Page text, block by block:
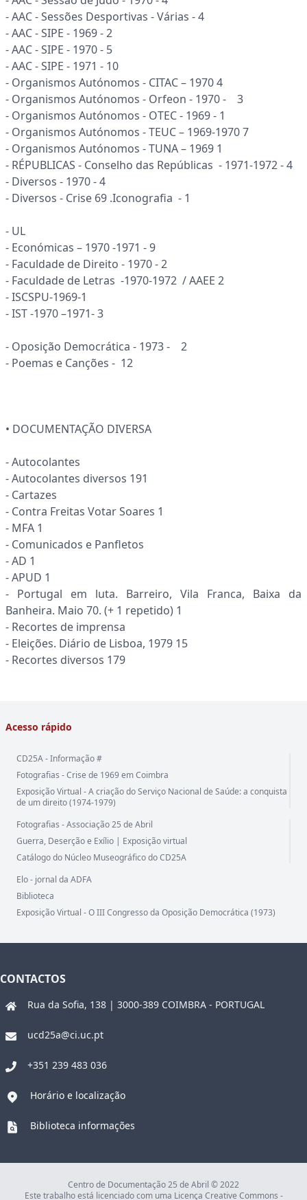
- AAC - Sessões Desportivas - Várias - 4
- AAC - SIPE - 1969 - 2
- AAC - SIPE - 1970 - 5
- AAC - SIPE - 1971 - 10
- Organismos Autónomos - CITAC – 1970 4
- Organismos Autónomos - Orfeon - 1970 - 3
- Organismos Autónomos - OTEC - 1969 - 1
- Organismos Autónomos - TEUC – 1969-1970 7
- Organismos Autónomos - TUNA – 1969 1
- RÉPUBLICAS - Conselho das Repúblicas - 1971-1972 - 4
- Diversos - 1970 - 4
- Diversos - Crise 69 .Iconografia - 1
- UL
- Económicas – 1970 -1971 - 9
- Faculdade de Direito - 1970 - 2
- Faculdade de Letras -1970-1972 / AAEE 2
- ISCSPU-1969-1
- IST -1970 –1971- 3
- Oposição Democrática - 1973 - 2
- Poemas e Canções - 12
• DOCUMENTAÇÃO DIVERSA
- Autocolantes
- Autocolantes diversos 191
- Cartazes
- Contra Freitas Votar Soares 1
- MFA 1
- Comunicados e Panfletos
- AD 1
- APUD 1
- Portugal em luta. Barreiro, Vila Franca, Baixa da
Banheira. Maio 70. (+ 1 repetido) 1
- Recortes de imprensa
- Eleições. Diário de Lisboa, 1979 15
- Recortes diversos 179
Acesso rápido
CD25A - Informação #
Fotografias - Crise de 1969 em Coimbra
Exposição Virtual - A criação do Serviço Nacional de Saúde: a conquista
de um direito (1974-1979)
Fotografias - Associação 25 de Abril
Guerra, Deserção e Exílio | Exposição virtual
Catálogo do Núcleo Museográfico do CD25A
Elo - jornal da ADFA
Biblioteca
Exposição Virtual - O III Congresso da Oposição Democrática (1973)
CONTACTOS
Rua da Sofia, 138 | 3000-389 COIMBRA - PORTUGAL
ucd25a@ci.uc.pt
+351 239 483 036
Horário e localização
Biblioteca informações
Centro de Documentação 25 de Abril © 2022
Este trabalho está licenciado com uma Licença Creative Commons -